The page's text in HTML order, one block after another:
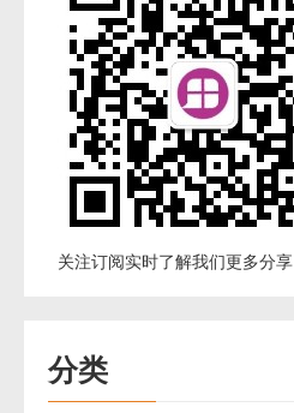
关注订阅实时了解我们更多分享
分类